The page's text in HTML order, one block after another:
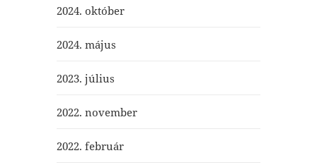
2024. október
2024. május
2023. július
2022. november
2022. február